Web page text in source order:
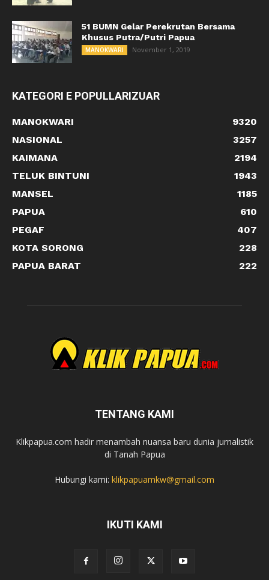
51 BUMN Gelar Perekrutan Bersama
Khusus Putra/Putri Papua
MANOKWARI November 1, 2019
KATEGORI E POPULLARIZUAR
MANOKWARI
9320
NASIONAL
3257
KAIMANA
2194
TELUK BINTUNI
1943
MANSEL
1185
PAPUA
610
PEGAF
407
KOTA SORONG
228
PAPUA BARAT
222
TENTANG KAMI
Klikpapua.com hadir menambah nuansa baru dunia jurnalistik
di Tanah Papua
Hubungi kami: klikpapuamkw@gmail.com
IKUTI KAMI